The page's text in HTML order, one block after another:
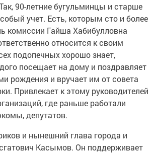
90-летние бугульминцы и старше
учет. Есть, которым сто и более
комиссии Гайша Хабибулловна
относится к своим
подопечных хорошо знает,
посещает на дому и поздравляет
рождения и вручает им от совета
Привлекает к этому руководителей
где раньше работали
депутатов.
и нынешний глава города и
Касымов. Он поддерживает